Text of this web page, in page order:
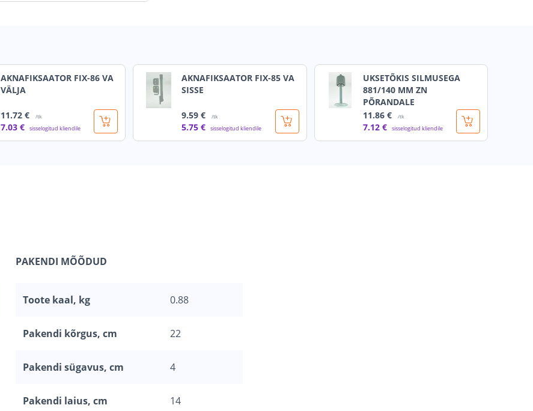
AKNAFIKSAATOR FIX-86 VA
VÄLJA
11.72 € /tk
7.03 € sisselogitud kliendile
AKNAFIKSAATOR FIX-85 VA
SISSE
9.59 € /tk
5.75 € sisselogitud kliendile
UKSETÕKIS SILMUSEGA
881/140 MM ZN
PÕRANDALE
11.86 € /tk
7.12 € sisselogitud kliendile
PAKENDI MÕÕDUD
Toote kaal, kg 0.88
Pakendi kõrgus, cm 22
Pakendi sügavus, cm 4
Pakendi laius, cm 14